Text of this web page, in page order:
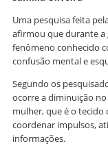
Uma pesquisa feita
afirmou que durante a
fenômeno conhecido
confusão mental e
Segundo os
ocorre a diminuição
mulher, que é o tecido
coordenar impulsos,
informações.